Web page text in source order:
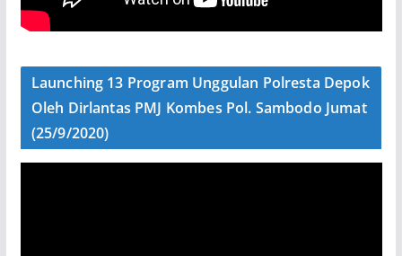
Launching 13 Program Unggulan Polresta Depok
Oleh Dirlantas PMJ Kombes Pol. Sambodo Jumat
(25/9/2020)